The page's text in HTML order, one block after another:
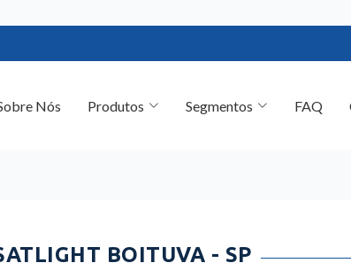
BOITUVA - SP